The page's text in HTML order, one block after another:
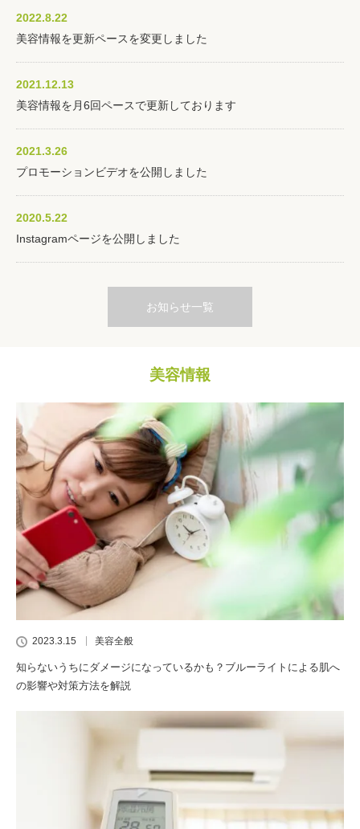
2022.8.22
美容情報を更新ペースを変更しました
2021.12.13
美容情報を月6回ペースで更新しております
2021.3.26
プロモーションビデオを公開しました
2020.5.22
Instagramページを公開しました
お知らせ一覧
美容情報
2023.3.15 美容全般
知らないうちにダメージになっているかも？ブルーライトによる肌へ
の影響や対策方法を解説